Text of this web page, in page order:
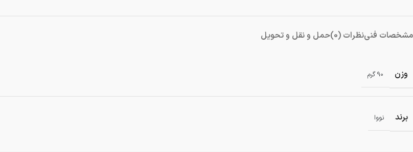
مشخصات فنینظرات (0) حمل و نقل و تحویل
وزن 90 گرم
برند نووا